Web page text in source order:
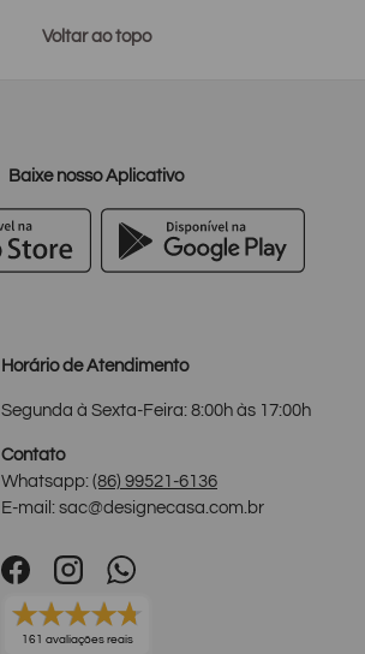
Voltar ao topo
Baixe nosso Aplicativo
Horário de Atendimento
Segunda à Sexta-Feira: 8:00h às 17:00h
Contato
Whatsapp: (86) 99521-6136
E-mail: sac@designecasa.com.br
FacebookInstagramWhatsApp
161 avaliações reais